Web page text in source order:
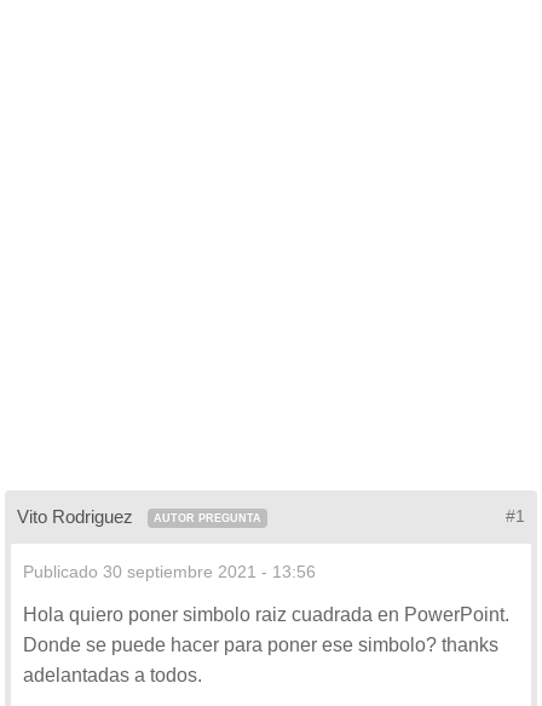
Vito Rodriguez AUTOR PREGUNTA #1
Publicado 30 septiembre 2021 - 13:56
Hola quiero poner simbolo raiz cuadrada en PowerPoint.
Donde se puede hacer para poner ese simbolo? thanks
adelantadas a todos.